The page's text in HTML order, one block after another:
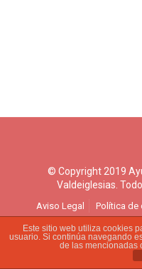
© Copyright 2019
Valdeiglesias.
Aviso Legal Política de
Este sitio web utiliza cookies
usuario. Si continúa navegando
de las mencionadas